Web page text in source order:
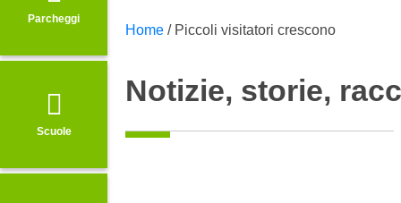
Home / Piccoli visitatori crescono
Notizie, storie,
Parcheggi
Scuole